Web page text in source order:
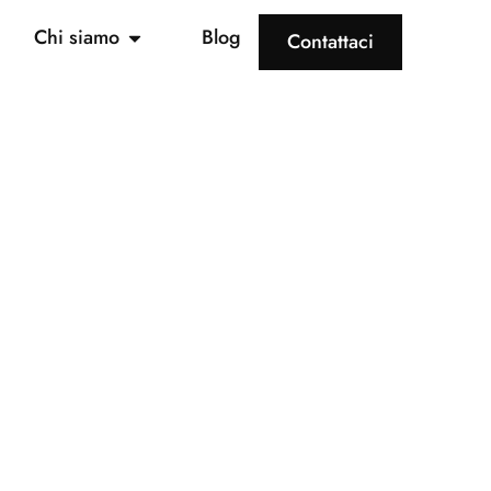
Chi siamo Blog Contattaci